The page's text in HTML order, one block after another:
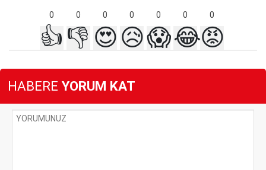
0 0 0 0 0 0 0
👍 👎 😍😥😱😂😡
HABERE YORUM KAT